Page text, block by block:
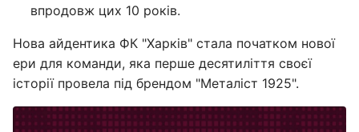
впродовж цих 10 років.
Нова айдентика ФК "Харків" стала початком нової
ери для команди, яка перше десятиліття своєї
історії провела під брендом "Металіст 1925".